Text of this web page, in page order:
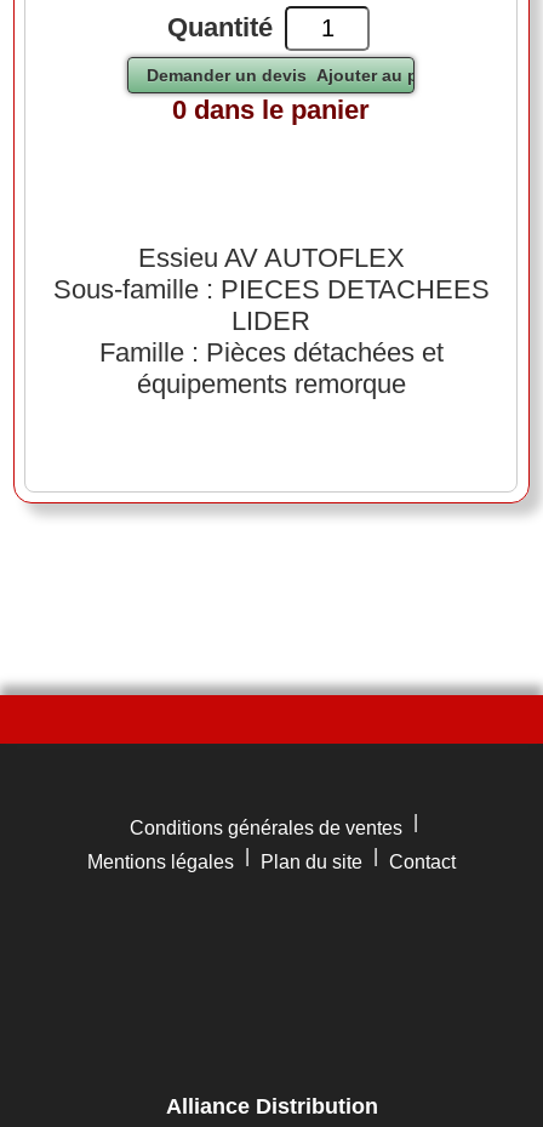
Quantité
0 dans le panier
Essieu AV AUTOFLEX
Sous-famille : PIECES DETACHEES
LIDER
Famille : Pièces détachées et
équipements remorque
Conditions générales de ventes
Mentions légales
Plan du site Contact
Alliance Distribution